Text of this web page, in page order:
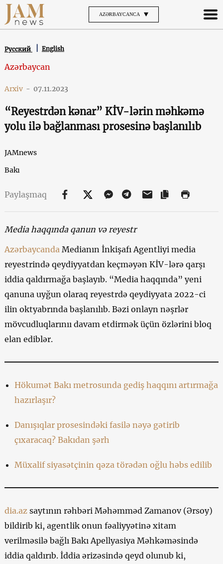
AZƏRBAYCANCA
Русский English
Azərbaycan
Arxiv - 07.11.2023
“Reyestrdən kənar” KİV-lərin məhkəmə
yolu ilə bağlanması prosesinə başlanılıb
JAMnews
Bakı
Paylaşmaq
Media haqqında qanun və reyestr
Azərbaycanda Medianın İnkişafı Agentliyi media
reyestrində qeydiyyatdan keçməyən KİV-lərə qarşı
iddia qaldırmağa başlayıb. “Media haqqında” yeni
qanuna uyğun olaraq reyestrdə qeydiyyata 2022-ci
ilin oktyabrında başlanılıb. Bəzi onlayn nəşrlər
mövcudluqlarınıı davam etdirmək üçün özlərini bloq
elan ediblər.
Hökumət Bakı metrosunda gediş haqqını artırmağa
hazırlaşır?
Danışıqlar prosesindəki fasilə nəyə gətirib
çıxaracaq? Bakıdan şərh
Müxalif siyasətçinin qəza törədən oğlu həbs edilib
dia.azsaytının rəhbəri Məhəmməd Zamanov (Ərsoy)
bildirib ki, agentlik onun fəaliyyətinə xitam
verilməsilə bağlı Bakı Apellyasiya Məhkəməsində
iddia qaldırıb. İddia ərizəsində qeyd olunub ki,